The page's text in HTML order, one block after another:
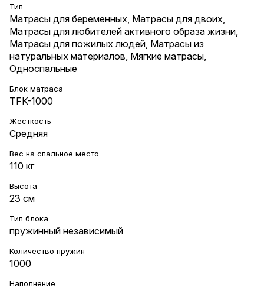
Тип
Матрасы для беременных Матрасы для двоих
Матрасы для любителей активного образа жизни
Матрасы для пожилых людей Матрасы из
натуральных материалов Мягкие матрасы
Односпальные
Блок матраса
TFK-1000
Жесткость
Средняя
Вес на cпальное место
110 кг
Высота
23 см
Тип блока
пружинный независимый
Количество пружин
1000
Наполнение